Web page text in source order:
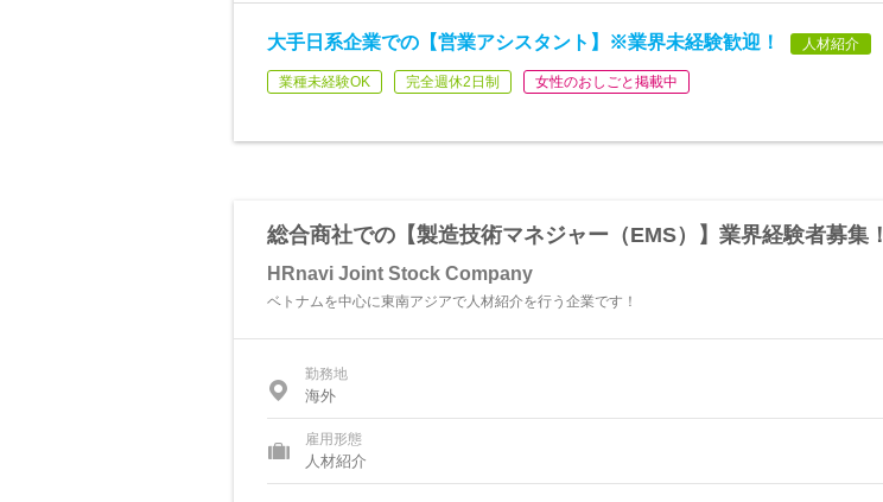
大手日系企業での【営業アシスタント】※業界未経験歓迎！ 人材紹介
業種未経験OK 完全週休2日制 女性のおしごと掲載中
総合商社での【製造技術マネジャー（EMS）】業界経験者募集！
HRnavi Joint Stock Company
ベトナムを中心に東南アジアで人材紹介を行う企業です！
勤務地
海外
雇用形態
人材紹介